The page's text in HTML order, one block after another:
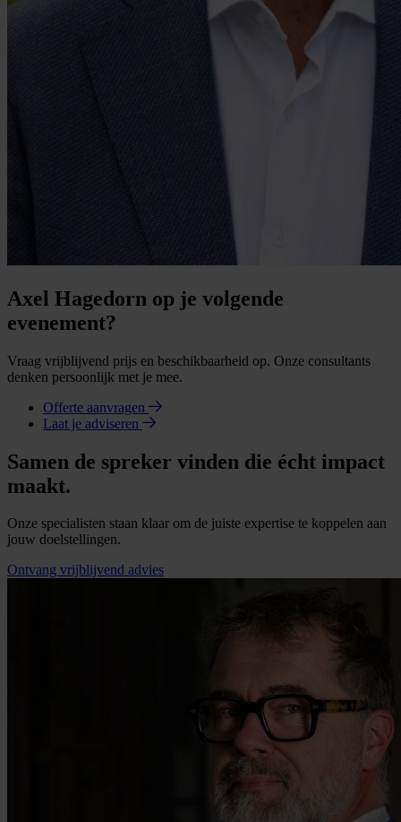
Axel Hagedorn op je volgende
evenement?
Vraag vrijblijvend prijs en beschikbaarheid op. Onze consultants
denken persoonlijk met je mee.
Offerte aanvragen
Laat je adviseren
Samen de spreker vinden die écht impact
maakt.
Onze specialisten staan klaar om de juiste expertise te koppelen aan
jouw doelstellingen.
Ontvang vrijblijvend advies